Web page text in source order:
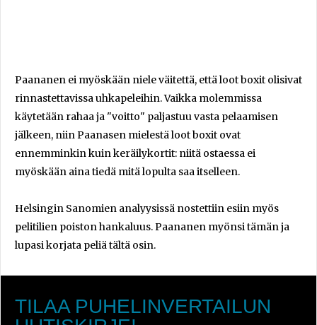
Paananen ei myöskään niele väitettä, että loot boxit olisivat
rinnastettavissa uhkapeleihin. Vaikka molemmissa
käytetään rahaa ja "voitto" paljastuu vasta pelaamisen
jälkeen, niin Paanasen mielestä loot boxit ovat
ennemminkin kuin keräilykortit: niitä ostaessa ei
myöskään aina tiedä mitä lopulta saa itselleen.
Helsingin Sanomien analyysissä nostettiin esiin myös
pelitilien poiston hankaluus. Paananen myönsi tämän ja
lupasi korjata peliä tältä osin.
TILAA PUHELINVERTAILUN